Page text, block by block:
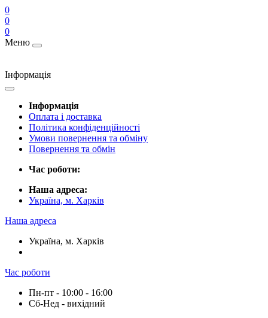
0
0
0
Меню
Інформація
Інформація
Оплата і доставка
Політика конфіденційності
Умови повернення та обміну
Повернення та обмін
Час роботи:
Наша адреса:
Україна, м. Харків
Наша адреса
Україна, м. Харків
Час роботи
Пн-пт - 10:00 - 16:00
Сб-Нед - вихідний